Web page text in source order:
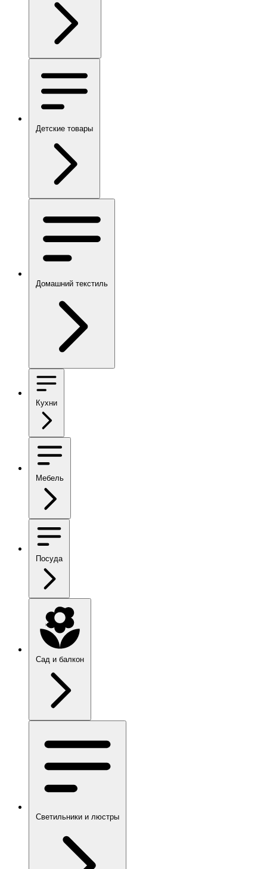
Детские товары
Домашний текстиль
Кухни
Мебель
Посуда
Сад и балкон
Светильники и люстры